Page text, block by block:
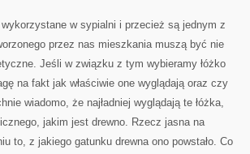
A
PRECYZYJNIE
DO
w sypialni i przecież są jednym z
przez nas mieszkania muszą być nie
Jeśli w związku z tym wybieramy łóżko
na fakt jak właściwie one wyglądają oraz czy
wiadomo, że najładniej wyglądają te łóżka,
jakim jest drewno. Rzecz jasna na
to, z jakiego gatunku drewna ono powstało. Co